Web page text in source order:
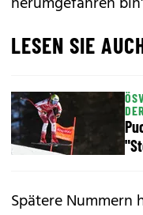
LESEN SIE
Spätere Nummern